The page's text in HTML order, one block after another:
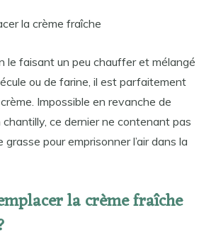
la crème fraîche
le faisant un peu chauffer et mélangé
ou de farine, il est parfaitement
Impossible en revanche de
ce dernier ne contenant pas
pour emprisonner l’air dans la
la crème fraîche